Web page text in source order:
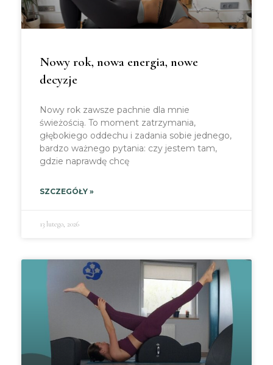
Nowy rok, nowa energia, nowe
decyzje
Nowy rok zawsze pachnie dla mnie
świeżością. To moment zatrzymania,
głębokiego oddechu i zadania sobie jednego,
bardzo ważnego pytania: czy jestem tam,
gdzie naprawdę chcę
SZCZEGÓŁY »
13 lutego, 2026